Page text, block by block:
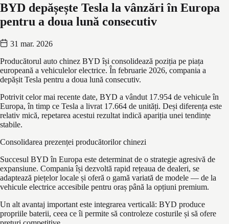
BYD depășește Tesla la vânzări în Europa
pentru a doua lună consecutiv
31 mar. 2026
Producătorul auto chinez BYD își consolidează poziția pe piața
europeană a vehiculelor electrice. În februarie 2026, compania a
depășit Tesla pentru a doua lună consecutiv.
Potrivit celor mai recente date, BYD a vândut 17.954 de vehicule în
Europa, în timp ce Tesla a livrat 17.664 de unități. Deși diferența este
relativ mică, repetarea acestui rezultat indică apariția unei tendințe
stabile.
Consolidarea prezenței producătorilor chinezi
Succesul BYD în Europa este determinat de o strategie agresivă de
expansiune. Compania își dezvoltă rapid rețeaua de dealeri, se
adaptează piețelor locale și oferă o gamă variată de modele — de la
vehicule electrice accesibile pentru oraș până la opțiuni premium.
Un alt avantaj important este integrarea verticală: BYD produce
propriile baterii, ceea ce îi permite să controleze costurile și să ofere